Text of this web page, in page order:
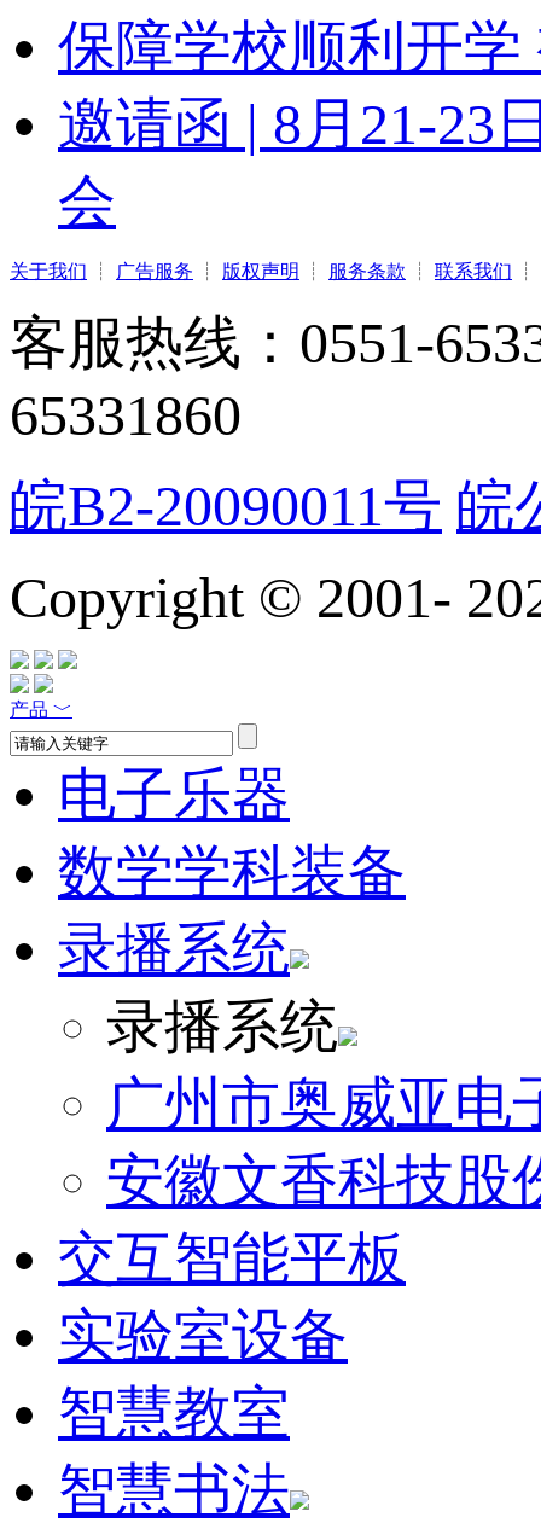
保障学校顺利开
邀请函 | 8月21-23
会
关于我们 ┊ 广告服务 ┊ 版权声明 ┊ 服务条款 ┊ 联系我们 ┊
客服热线：0551-
65331860
皖B2-20090011号 皖
Copyright © 2001-
产品 ﹀
电子乐器
数学学科装备
录播系统
录播系统
广州市奥威亚电
安徽文香科技股
交互智能平板
实验室设备
智慧教室
智慧书法